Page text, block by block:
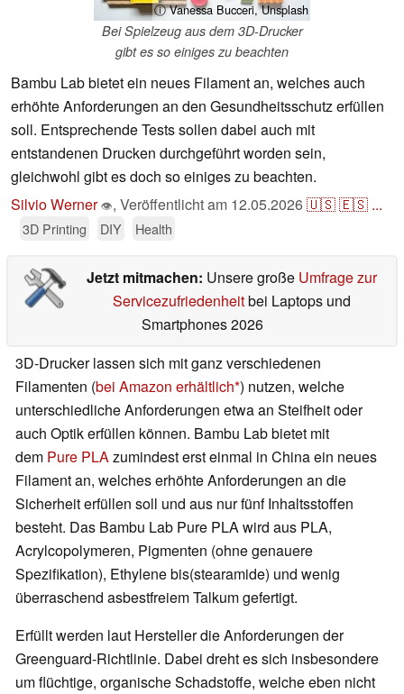
ⓘ Vanessa Bucceri, Unsplash
Bei Spielzeug aus dem 3D-Drucker
gibt es so einiges zu beachten
Bambu Lab bietet ein neues Filament an, welches auch
erhöhte Anforderungen an den Gesundheitsschutz erfüllen
soll. Entsprechende Tests sollen dabei auch mit
entstandenen Drucken durchgeführt worden sein,
gleichwohl gibt es doch so einiges zu beachten.
Silvio Werner 👁, Veröffentlicht am 12.05.2026🇺🇸🇪🇸 ...
3D Printing DIY Health
Jetzt mitmachen: Unsere große Umfrage zur
Servicezufriedenheitbei Laptops und
Smartphones 2026
3D-Drucker lassen sich mit ganz verschiedenen
Filamenten (bei Amazon erhältlich ) nutzen, welche
unterschiedliche Anforderungen etwa an Steifheit oder
auch Optik erfüllen können. Bambu Lab bietet mit
dem Pure PLAzumindest erst einmal in China ein neues
Filament an, welches erhöhte Anforderungen an die
Sicherheit erfüllen soll und aus nur fünf Inhaltsstoffen
besteht. Das Bambu Lab Pure PLA wird aus PLA,
Acrylcopolymeren, Pigmenten (ohne genauere
Spezifikation), Ethylene bis(stearamide) und wenig
überraschend asbestfreiem Talkum gefertigt.
Erfüllt werden laut Hersteller die Anforderungen der
Greenguard-Richtlinie. Dabei dreht es sich insbesondere
um flüchtige, organische Schadstoffe, welche eben nicht